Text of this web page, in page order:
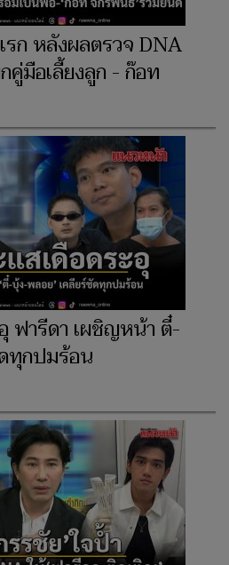
ก หลังผลตรวจ DNA
มือเลี้ยงลูก - ก๊อท
ฟารีดา เผชิญหน้า ตี๋-
ทุกปมร้อน